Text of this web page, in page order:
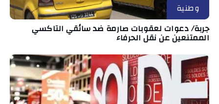
وطنية
جربة/ دعوات لعقوبات صارمة ضد سائقي التاكسي
الممتنعين عن نقل الحرفاء